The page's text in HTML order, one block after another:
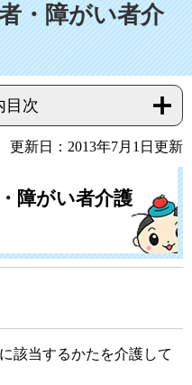
・障がい者介
目次
更新日：2013年7月1日更新
障がい者介護
該当するかたを介護して